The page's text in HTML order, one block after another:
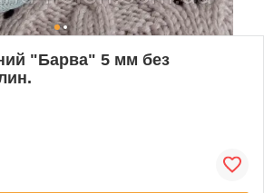
"Барва" 5 мм без